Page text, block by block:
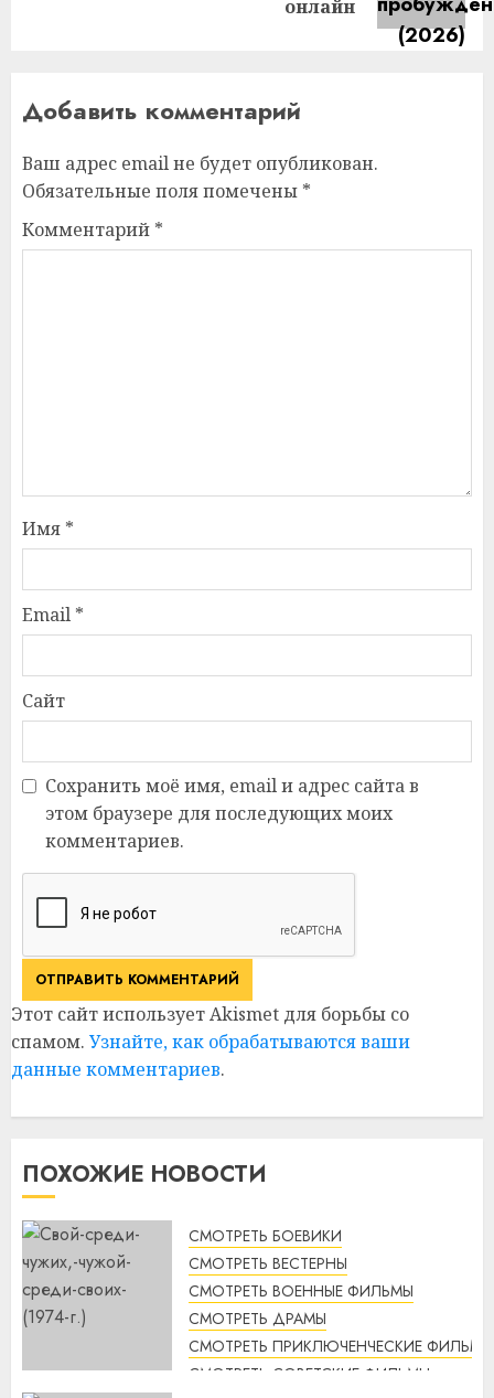
онлайн
Добавить комментарий
Ваш адрес email не будет опубликован.
Обязательные поля помечены *
Комментарий *
Имя *
Email *
Сайт
Сохранить моё имя, email и адрес сайта в
этом браузере для последующих моих
комментариев.
Этот сайт использует Akismet для борьбы со
спамом. Узнайте, как обрабатываются ваши
данные комментариев.
ПОХОЖИЕ НОВОСТИ
СМОТРЕТЬ БОЕВИКИ
СМОТРЕТЬ ВЕСТЕРНЫ
СМОТРЕТЬ ВОЕННЫЕ ФИЛЬМЫ
СМОТРЕТЬ ДРАМЫ
СМОТРЕТЬ ПРИКЛЮЧЕНЧЕСКИЕ ФИЛЬМЫ
СМОТРЕТЬ СОВЕТСКИЕ ФИЛЬМЫ